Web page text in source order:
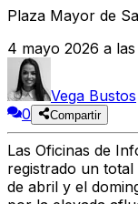
Plaza Mayor de
4 mayo 2026 a las
Vega Bustos
0
Compartir
Las Oficinas de
registrado un
de abril y el